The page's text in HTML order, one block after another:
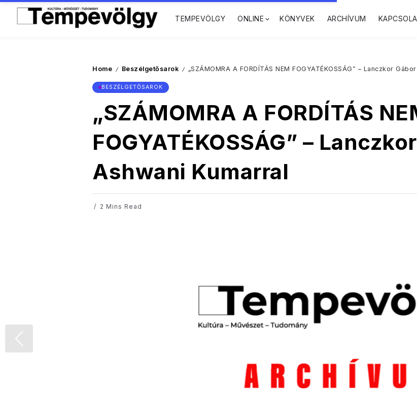
TEMPEVÖLGY ONLINE KÖNYVEK ARCHÍVUM
Home / Beszélgetősarok / „SZÁMOMRA A FORDÍTÁS NEM FOGYATÉKOSSÁG” – Lanczkor
BESZÉLGETŐSAROK
„SZÁMOMRA A FORDÍTÁS
FOGYATÉKOSSÁG” –
Ashwani Kumarral
2 Mins Read